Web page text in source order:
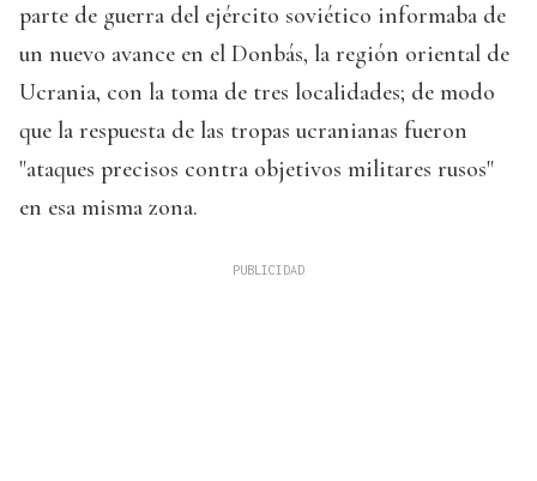
parte de guerra del ejército soviético informaba de
un nuevo avance en el Donbás, la región oriental de
Ucrania, con la toma de tres localidades; de modo
que la respuesta de las tropas ucranianas fueron
"ataques precisos contra objetivos militares rusos"
en esa misma zona.